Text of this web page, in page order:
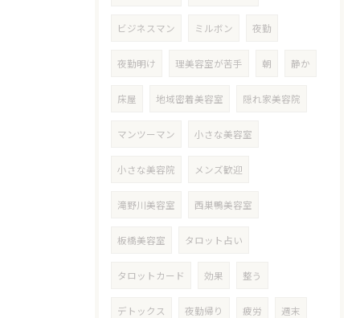
ビジネスマン ミルボン 夜勤
夜勤明け 理美容室が苦手 朝 静か
床屋 地域密着美容室 隠れ家美容院
マンツーマン 小さな美容室
小さな美容院 メンズ歓迎
滝野川美容室 西巣鴨美容室
板橋美容室 タロット占い
タロットカード 効果 整う
デトックス 夜勤帰り 疲労 週末